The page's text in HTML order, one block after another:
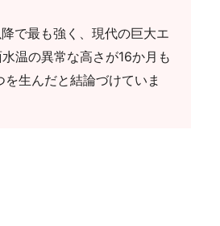
で最も強く、現代の巨大エ
温の異常な高さが16か月も
生んだと結論づけていま